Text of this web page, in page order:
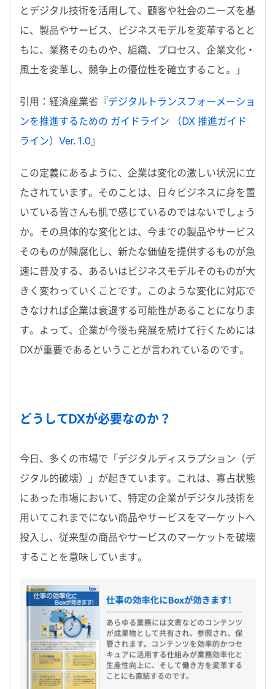
とデジタル技術を活用して、顧客や社会のニーズを基
に、製品やサービス、ビジネスモデルを変革するとと
もに、業務そのものや、組織、プロセス、企業文化・
風土を変革し、競争上の優位性を確立すること。」
引用：経済産業省『デジタルトランスフォーメーショ
ンを推進するための ガイドライン （DX 推進ガイド
ライン）Ver. 1.0』
この定義にあるように、企業は変化の激しい状況に立
たされています。そのことは、日々ビジネスに身を置
いている皆さんも肌で感じているのではないでしょう
か。その具体的な変化とは、今までの製品やサービス
そのものが陳腐化し、新たな価値を提供するものが急
速に普及する、あるいはビジネスモデルそのものが大
きく変わっていくことです。このような変化に対応で
きなければ企業は衰退する可能性があることになりま
す。よって、企業が今後も発展を続けて行くためには
DXが重要であるということが言われているのです。
どうしてDXが必要なのか？
今日、多くの市場で「デジタルディスラプション（デ
ジタル的破壊）」が起きています。これは、寡占状態
にあった市場において、特定の企業がデジタル技術を
用いてこれまでにない商品やサービスをマーケットへ
投入し、従来型の商品やサービスのマーケットを破壊
することを意味しています。